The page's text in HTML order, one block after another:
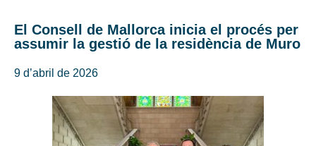
El Consell de Mallorca inicia el procés per
assumir la gestió de la residència de Muro
9 d’abril de 2026